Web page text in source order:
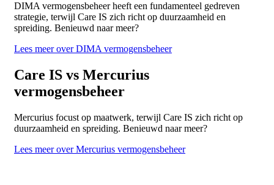
DIMA vermogensbeheer heeft een fundamenteel gedreven
strategie, terwijl Care IS zich richt op duurzaamheid en
spreiding. Benieuwd naar meer?
Lees meer over DIMA vermogensbeheer
Care IS vs Mercurius
vermogensbeheer
Mercurius focust op maatwerk, terwijl Care IS zich richt op
duurzaamheid en spreiding. Benieuwd naar meer?
Lees meer over Mercurius vermogensbeheer